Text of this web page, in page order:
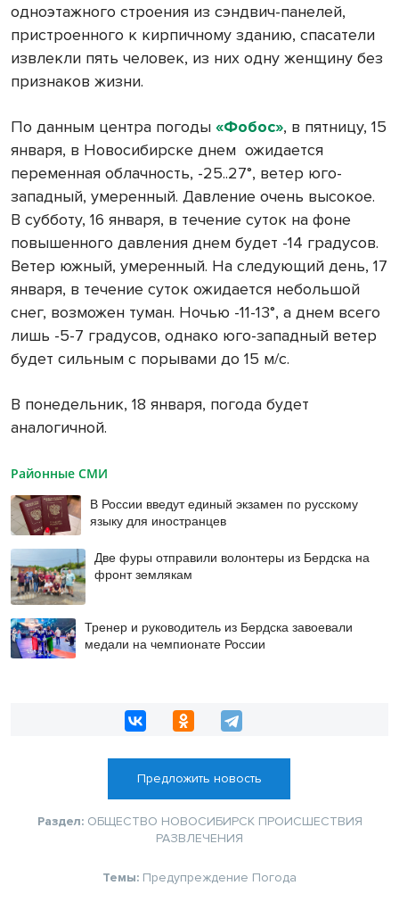
одноэтажного строения из сэндвич-панелей,
пристроенного к кирпичному зданию, спасатели
извлекли пять человек, из них одну женщину без
признаков жизни.
По данным центра погоды «Фобос», в пятницу, 15
января, в Новосибирске днем ожидается
переменная облачность, -25..27°, ветер юго-
западный, умеренный. Давление очень высокое.
В субботу, 16 января, в течение суток на фоне
повышенного давления днем будет -14 градусов.
Ветер южный, умеренный. На следующий день, 17
января, в течение суток ожидается небольшой
снег, возможен туман. Ночью -11-13°, а днем всего
лишь -5-7 градусов, однако юго-западный ветер
будет сильным с порывами до 15 м/с.
В понедельник, 18 января, погода будет
аналогичной.
Районные СМИ
В России введут единый экзамен по русскому
языку для иностранцев
Две фуры отправили волонтеры из Бердска на
фронт землякам
Тренер и руководитель из Бердска завоевали
медали на чемпионате России
Предложить новость
Раздел: ОБЩЕСТВО НОВОСИБИРСК ПРОИСШЕСТВИЯ
РАЗВЛЕЧЕНИЯ
Темы: Предупреждение Погода